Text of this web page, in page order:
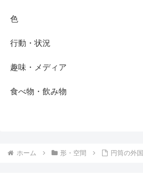
色
行動・状況
趣味・メディア
食べ物・飲み物
ホーム 形・空間 円筒の外